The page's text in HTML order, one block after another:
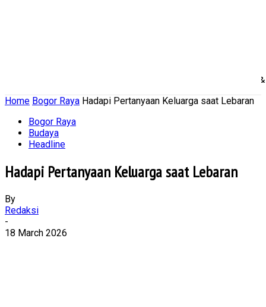
Politik
Home Bogor Raya Hadapi Pertanyaan Keluarga saat Lebaran
Bogor Raya
Budaya
Headline
Hadapi Pertanyaan Keluarga saat Lebaran
By
Redaksi
-
18 March 2026